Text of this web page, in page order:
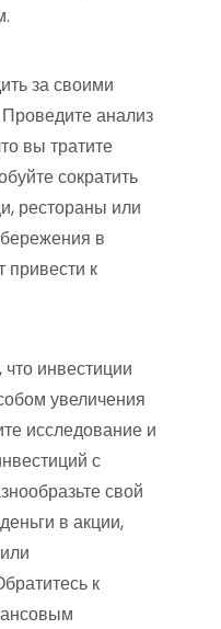
за своими
анализ
вы тратите
сократить
рестораны или
в
привести к
инвестиции
увеличения
исследование и
с
свой
в акции,
к